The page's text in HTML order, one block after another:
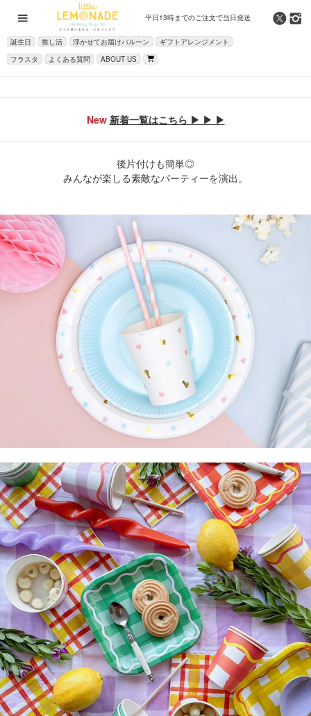
平日13時までのご注文で当日発送
誕生日 推し活 浮かせてお届けバルーン
ギフトアレンジメント
フラスタ
よくある質問 ABOUT US
New 新着一覧はこちら ▶ ▶ ▶
後片付けも簡単◎
みんなが楽しる素敵なパーティーを演出。